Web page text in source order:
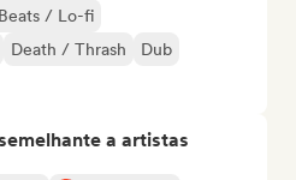
Beats / Lo-fi
Death / Thrash
Dub
a artistas